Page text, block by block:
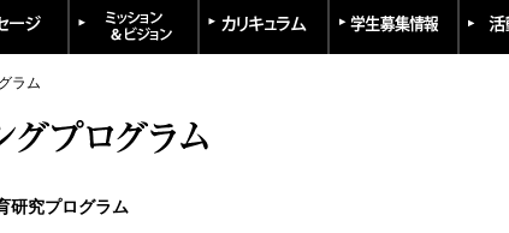
ラム
研究プログラム